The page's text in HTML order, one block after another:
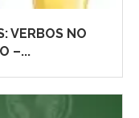
VERBOS NO
–...